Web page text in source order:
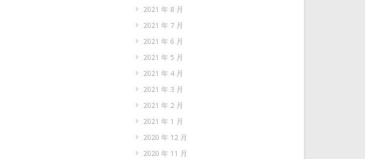
2021 年 8 月
2021 年 7 月
2021 年 6 月
2021 年 5 月
2021 年 4 月
2021 年 3 月
2021 年 2 月
2021 年 1 月
2020 年 12 月
2020 年 11 月